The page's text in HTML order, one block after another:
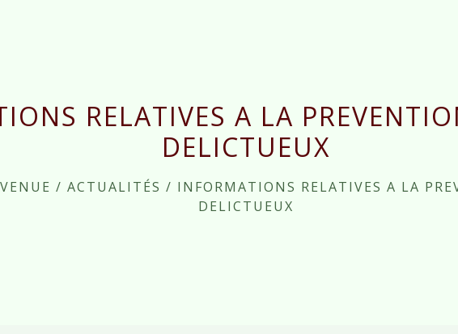
RELATIVES A LA
DELICTUEUX
/ACTUALITÉS / INFORMATIONS RELATIVES A LA
DELICTUEUX